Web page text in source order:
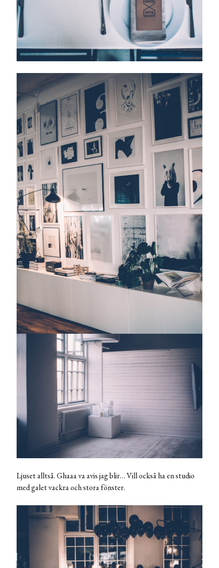
Ljuset alltså. Ghaaa va avis jag blir… Vill också ha en studio
med galet vackra och stora fönster.